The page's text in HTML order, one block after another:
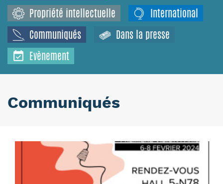
Propriété intellectuelle
International
Communiqués
Dans la presse
Evènement
Communiqués